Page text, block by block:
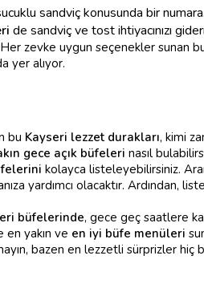
sandviç konusunda bir numara.
de sandviç ve tost ihtiyacınızı
zevke uygun seçenekler sunan
yer alıyor.
bu Kayseri lezzet durakları, kimi
gece açık büfeleri nasıl
kolayca listeleyebilirsiniz.
yardımcı olacaktır. Ardından,
büfelerinde, gece geç saatlere
en yakın ve en iyi büfe menüleri
bazen en lezzetli sürprizler hiç